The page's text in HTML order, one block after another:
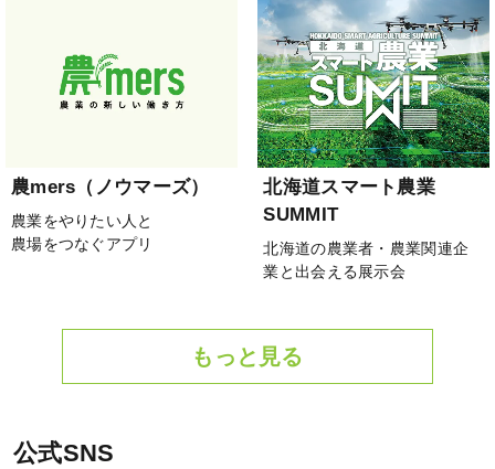
農mers（ノウマーズ）
農業をやりたい人と
農場をつなぐアプリ
北海道スマート農業
SUMMIT
北海道の農業者・農業関連企
業と出会える展示会
もっと見る
公式SNS